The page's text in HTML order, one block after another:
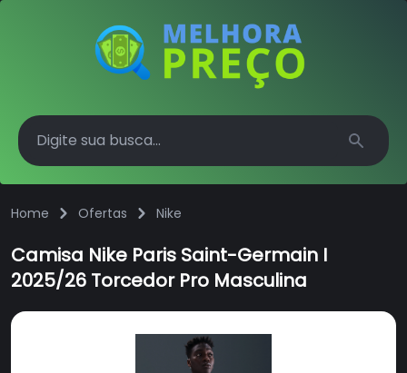
Search
Home Ofertas Nike
Camisa Nike Paris Saint-Germain I
2025/26 Torcedor Pro Masculina